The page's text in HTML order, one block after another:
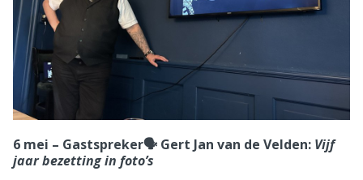
6 mei – Gastspreker🗣️ Gert Jan van de Velden: Vijf
jaar bezetting in foto’s